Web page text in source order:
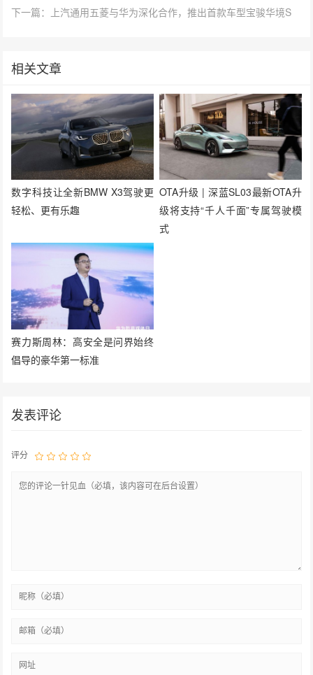
下一篇：上汽通用五菱与华为深化合作，推出首款车型宝骏华境S
相关文章
数字科技让全新BMW X3驾驶更
轻松、更有乐趣
OTA升级 | 深蓝SL03最新OTA升
级将支持“千人千面”专属驾驶模
式
赛力斯周林：高安全是问界始终
倡导的豪华第一标准
发表评论
评分